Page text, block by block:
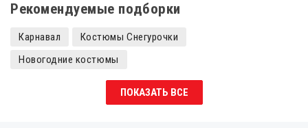
Рекомендуемые подборки
Карнавал
Костюмы Снегурочки
Новогодние костюмы
Зимние русские народные костюмы женские
Костюмы Снегурочки для взрослых
ПОКАЗАТЬ ВСЕ